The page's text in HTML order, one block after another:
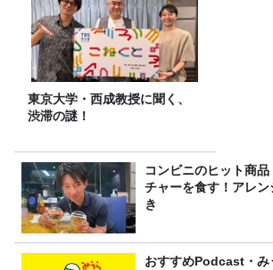
東京大学・西成教授に聞く、
渋滞の謎！
コンビニのヒット商
チャーを食す！アレ
き
おすすめPodcast・み